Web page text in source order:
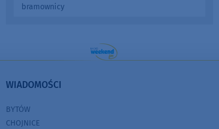
bramownicy
WIADOMOŚCI
BYTÓW
CHOJNICE